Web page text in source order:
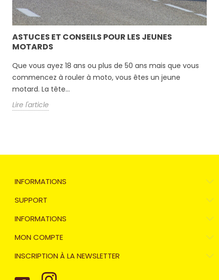
ASTUCES ET CONSEILS POUR LES JEUNES
MOTARDS
Que vous ayez 18 ans ou plus de 50 ans mais que vous
commencez à rouler à moto, vous êtes un jeune
motard. La tête...
Lire l'article
INFORMATIONS
SUPPORT
INFORMATIONS
MON COMPTE
INSCRIPTION À LA NEWSLETTER